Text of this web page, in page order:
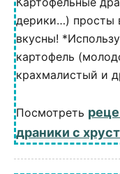
дерики…) просты
вкусны!
картофель
крахмалистый и
Посмотреть
драники с